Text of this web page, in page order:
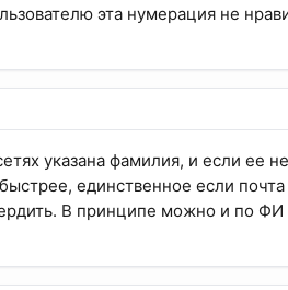
эта нумерация не
указана фамилия, и если ее
единственное если почта
В принципе можно и по ФИ